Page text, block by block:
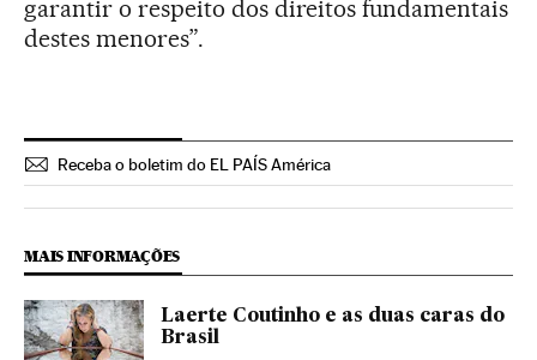
garantir o respeito dos direitos fundamentais
destes menores”.
Receba o boletim do EL PAÍS América
MAIS INFORMAÇÕES
Laerte Coutinho e as duas caras do
Brasil